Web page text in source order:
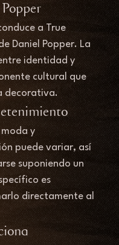
a True
Daniel Popper. La
identidad y
cultural que
decorativa.
moda y
puede variar, así
suponiendo un
es
directamente al